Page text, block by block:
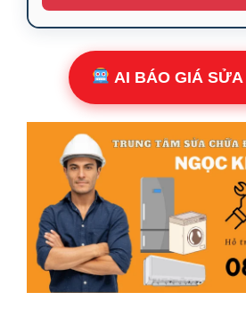
AI BÁO GIÁ SỬA